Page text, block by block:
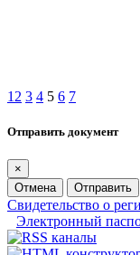
1 2 3 4 5 6 7
Отправить документ
×
Отмена
Отправить
Свидетельство о
Электронный